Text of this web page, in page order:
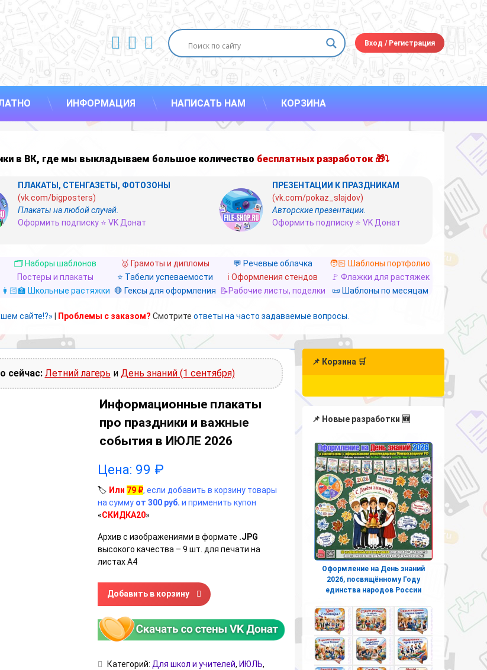
ВКонтакте
YouTube
E-mail Вход /Регистрация
ИНФОРМАЦИЯ НАПИСАТЬ НАМ КОРЗИНА
в ВК, где мы выкладываем большое количество бесплатных разработок 🎁⤵
ПЛАКАТЫ, СТЕНГАЗЕТЫ, ФОТОЗОНЫ
(vk.com/bigposters)
Плакаты на любой случай.
Оформить подписку ⭐ VK Донат
ПРЕЗЕНТАЦИИ К ПРАЗДНИКАМ
(vk.com/pokaz_slajdov)
Авторские презентации.
Оформить подписку ⭐ VK Донат
🗂️ Наборы шаблонов 🥇 Грамоты и дипломы 💬 Речевые облачка
🧑🏻 Шаблоны портфолио
Постеры и плакаты ⭐ Табели успеваемости ℹ️ Оформления стендов
🚩 Флажки для растяжек
👩🏻‍🏫 Школьные растяжки 🛑 Гексы для оформления 📝Рабочие листы, поделки 📜 Шаблоны по месяцам
сайте!?» Проблемы с заказом? Смотрите ответы на часто задаваемые вопросы.
сейчас: Летний лагерь и День знаний (1 сентября)
Информационные плакаты
про праздники и важные
события в ИЮЛЕ 2026
Цена: 99 ₽
🏷️ Или 79 ₽, если добавить в корзину товары
на сумму от 300 руб. и применить купон
«СКИДКА20»
Архив с изображениями в формате .JPG
высокого качества – 9 шт. для печати на
листах А4
Количество товара Информационные плакаты про праздники и важные события в ИЮЛЕ
Добавить в корзину
Категорий: Для школ и учителей, ИЮЛЬ,
📌 Корзина 🛒
📌 Новые разработки 🆕
Оформление на День знаний
2026, посвящённому Году
единства народов России